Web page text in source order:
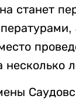
станет
несколько